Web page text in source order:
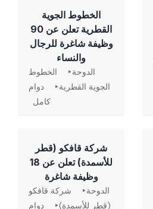
الخطوط الجوية
القطرية تعلن عن 90
وظيفة شاغرة للرجال
والنساء
الدوحة
الخطوط
الجوية القطرية
دوام
كامل
شركة قافكو (قطر
للأسمدة) تعلن عن 18
وظيفة شاغرة
الدوحة
شركة قافكو
(قطر للأسمدة)
دوام